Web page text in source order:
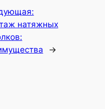
натяжных
→